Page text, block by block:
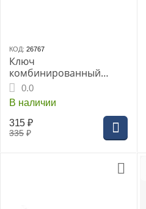
КОД: 26767
Ключ
комбинированный
THORVIK 18мм
CrV(CW00018)
0.0
В наличии
335 ₽
315 ₽